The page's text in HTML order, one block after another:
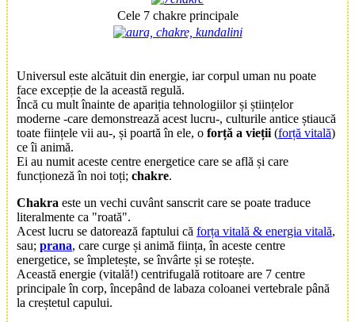
Cele 7 chakre principale
Universul este alcătuit din energie, iar corpul uman nu poate
face excepție de la această regulă.
Încă cu mult înainte de apariția tehnologiilor și științelor
moderne -care demonstrează acest lucru-, culturile antice știaucă
toate ființele vii au-, și poartă în ele, o forță a vieții (forță vitală)
ce îi animă.
Ei au numit aceste centre energetice care se află și care
funcționeză în noi toți; chakre.
Chakra este un vechi cuvânt sanscrit care se poate traduce
literalmente ca "roată".
Acest lucru se datorează faptului că forța vitală & energia vitală,
sau; prana, care curge și animă ființa, în aceste centre
energetice, se împletește, se învârte și se rotește.
Această energie (vitală!) centrifugală rotitoare are 7 centre
principale în corp, începând de labaza coloanei vertebrale până
la creștetul capului.